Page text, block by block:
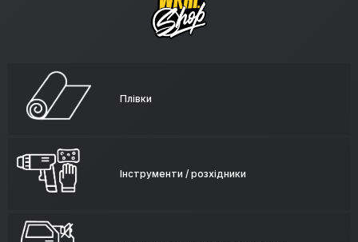
Плівки
Інструменти / розхідники